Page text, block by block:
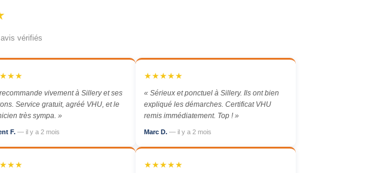
vérifiés
vivement à Sillery et ses
Service gratuit, agréé VHU, et le
très sympa. »
F. — il y a 2 mois
★★★★★
« Sérieux et ponctuel à Sillery. Ils ont bien
expliqué les démarches. Certificat VHU
remis immédiatement. Top ! »
Marc D. — il y a 2 mois
★★★★★